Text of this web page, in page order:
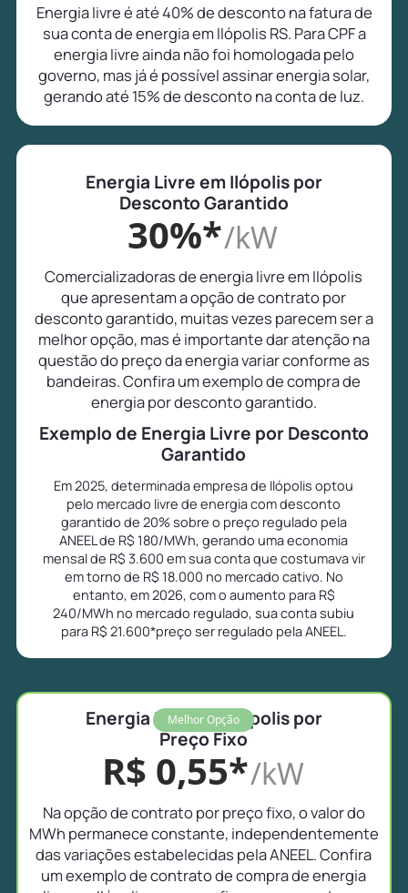
Energia livre é até 40% de desconto na fatura de
sua conta de energia em Ilópolis RS. Para CPF a
energia livre ainda não foi homologada pelo
governo, mas já é possível assinar energia solar,
gerando até 15% de desconto na conta de luz.
Energia Livre em Ilópolis por
Desconto Garantido
30%*/kW
Comercializadoras de energia livre em Ilópolis
que apresentam a opção de contrato por
desconto garantido, muitas vezes parecem ser a
melhor opção, mas é importante dar atenção na
questão do preço da energia variar conforme as
bandeiras. Confira um exemplo de compra de
energia por desconto garantido.
Exemplo de Energia Livre por Desconto
Garantido
Em 2025, determinada empresa de Ilópolis optou
pelo mercado livre de energia com desconto
garantido de 20% sobre o preço regulado pela
ANEEL de R$ 180/MWh, gerando uma economia
mensal de R$ 3.600 em sua conta que costumava vir
em torno de R$ 18.000 no mercado cativo. No
entanto, em 2026, com o aumento para R$
240/MWh no mercado regulado, sua conta subiu
para R$ 21.600*preço ser regulado pela ANEEL.
Melhor Opção
Energia Livre em Ilópolis por
Preço Fixo
R$ 0,55*/kW
Na opção de contrato por preço fixo, o valor do
MWh permanece constante, independentemente
das variações estabelecidas pela ANEEL. Confira
um exemplo de contrato de compra de energia